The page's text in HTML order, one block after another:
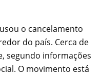
o cancelamento
do país. Cerca de
segundo informações
O movimento está